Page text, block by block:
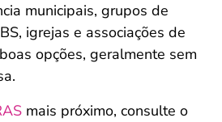
municipais, grupos de
igrejas e associações de
opções, geralmente sem
mais próximo, consulte o